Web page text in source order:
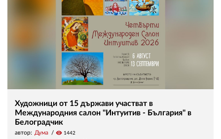
Художници от 15 държави участват в
Международния салон "Интуитив - България" в
Белоградчик
автор: Дума visibility 1442